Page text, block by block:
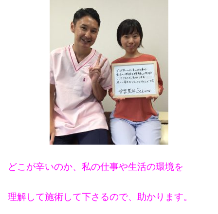
どこが辛いのか、私の仕事や生活の環境を
理解して施術して下さるので、助かります。